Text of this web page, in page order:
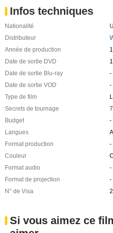
Infos techniques
Nationalité
Distributeur
Année de production
Date de sortie DVD
Date de sortie Blu-ray
-
Date de sortie VOD
-
Type de film
Secrets de tournage
Budget
-
Langues
Format production
-
Couleur
Format audio
-
Format de projection
-
N° de Visa
Si vous aimez ce